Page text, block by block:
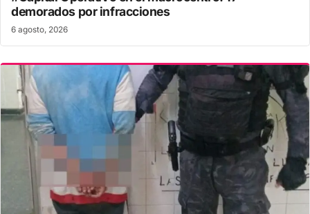
demorados por infracciones
6 agosto, 2026